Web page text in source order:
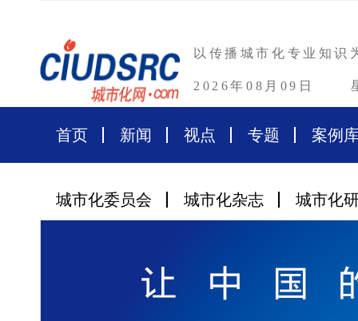
以传播城市化专业知识
2026年08月09日
首页 新闻 视点 专题 案例
城市化委员会 城市化杂志 城市化